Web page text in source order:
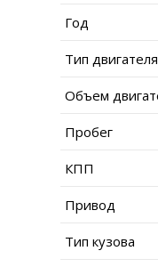
Год
Тип двигателя
Пробег
КПП
Привод
Тип кузова